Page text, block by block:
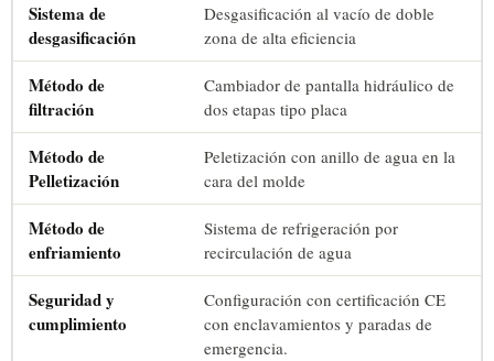
Sistema de
desgasificación
Desgasificación al vacío de doble
zona de alta eficiencia
Método de
filtración
Cambiador de pantalla hidráulico de
dos etapas tipo placa
Método de
Pelletización
Peletización con anillo de agua en la
cara del molde
Método de
enfriamiento
Sistema de refrigeración por
recirculación de agua
Seguridad y
cumplimiento
Configuración con certificación CE
con enclavamientos y paradas de
emergencia.